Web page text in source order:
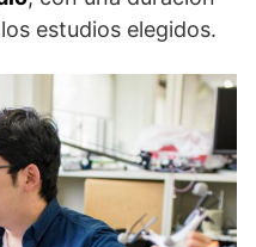
estudios elegidos.